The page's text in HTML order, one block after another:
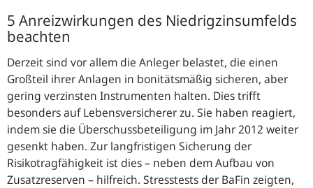
5 Anreizwirkungen des Niedrigzinsumfelds
beachten
Derzeit sind vor allem die Anleger belastet, die einen
Großteil ihrer Anlagen in bonitätsmäßig sicheren, aber
gering verzinsten Instrumenten halten. Dies trifft
besonders auf Lebensversicherer zu. Sie haben reagiert,
indem sie die Überschussbeteiligung im Jahr 2012 weiter
gesenkt haben. Zur langfristigen Sicherung der
Risikotragfähigkeit ist dies – neben dem Aufbau von
Zusatzreserven – hilfreich. Stresstests der BaFin zeigten,